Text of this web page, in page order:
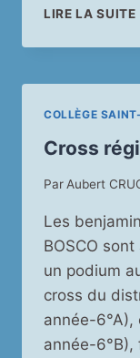
LIRE LA SUITE
COLLÈGE
Cross
Par Aubert
Les
BOSCO
un podium
cross du
année-6°A),
année-